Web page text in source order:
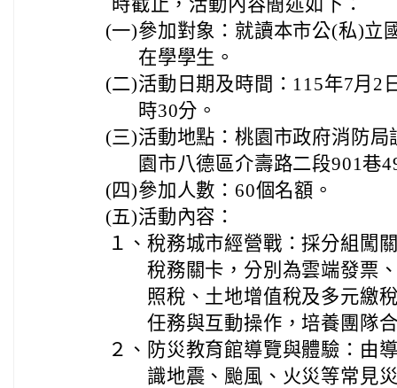
時截止，活動內容簡述如下：
(一)參加對象：就讀本市公(私)立
在學學生。
(二)活動日期及時間：115年7月2
時30分。
(三)活動地點：桃園市政府消防
園市八德區介壽路二段901巷
(四)參加人數：60個名額。
(五)活動內容：
１、 稅務城市經營戰：採分組闖
稅務關卡，分別為雲端發票
照稅、土地增值稅及多元繳
任務與互動操作，培養團隊
２、 防災教育館導覽與體驗：由
識地震、颱風、火災等常見